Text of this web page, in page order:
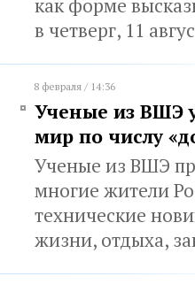
как форме
в четверг, 11
8 февраля / 14:36
Ученые из ВШЭ
мир по числу
Ученые из ВШЭ
многие жители
технические
жизни, отдыха,